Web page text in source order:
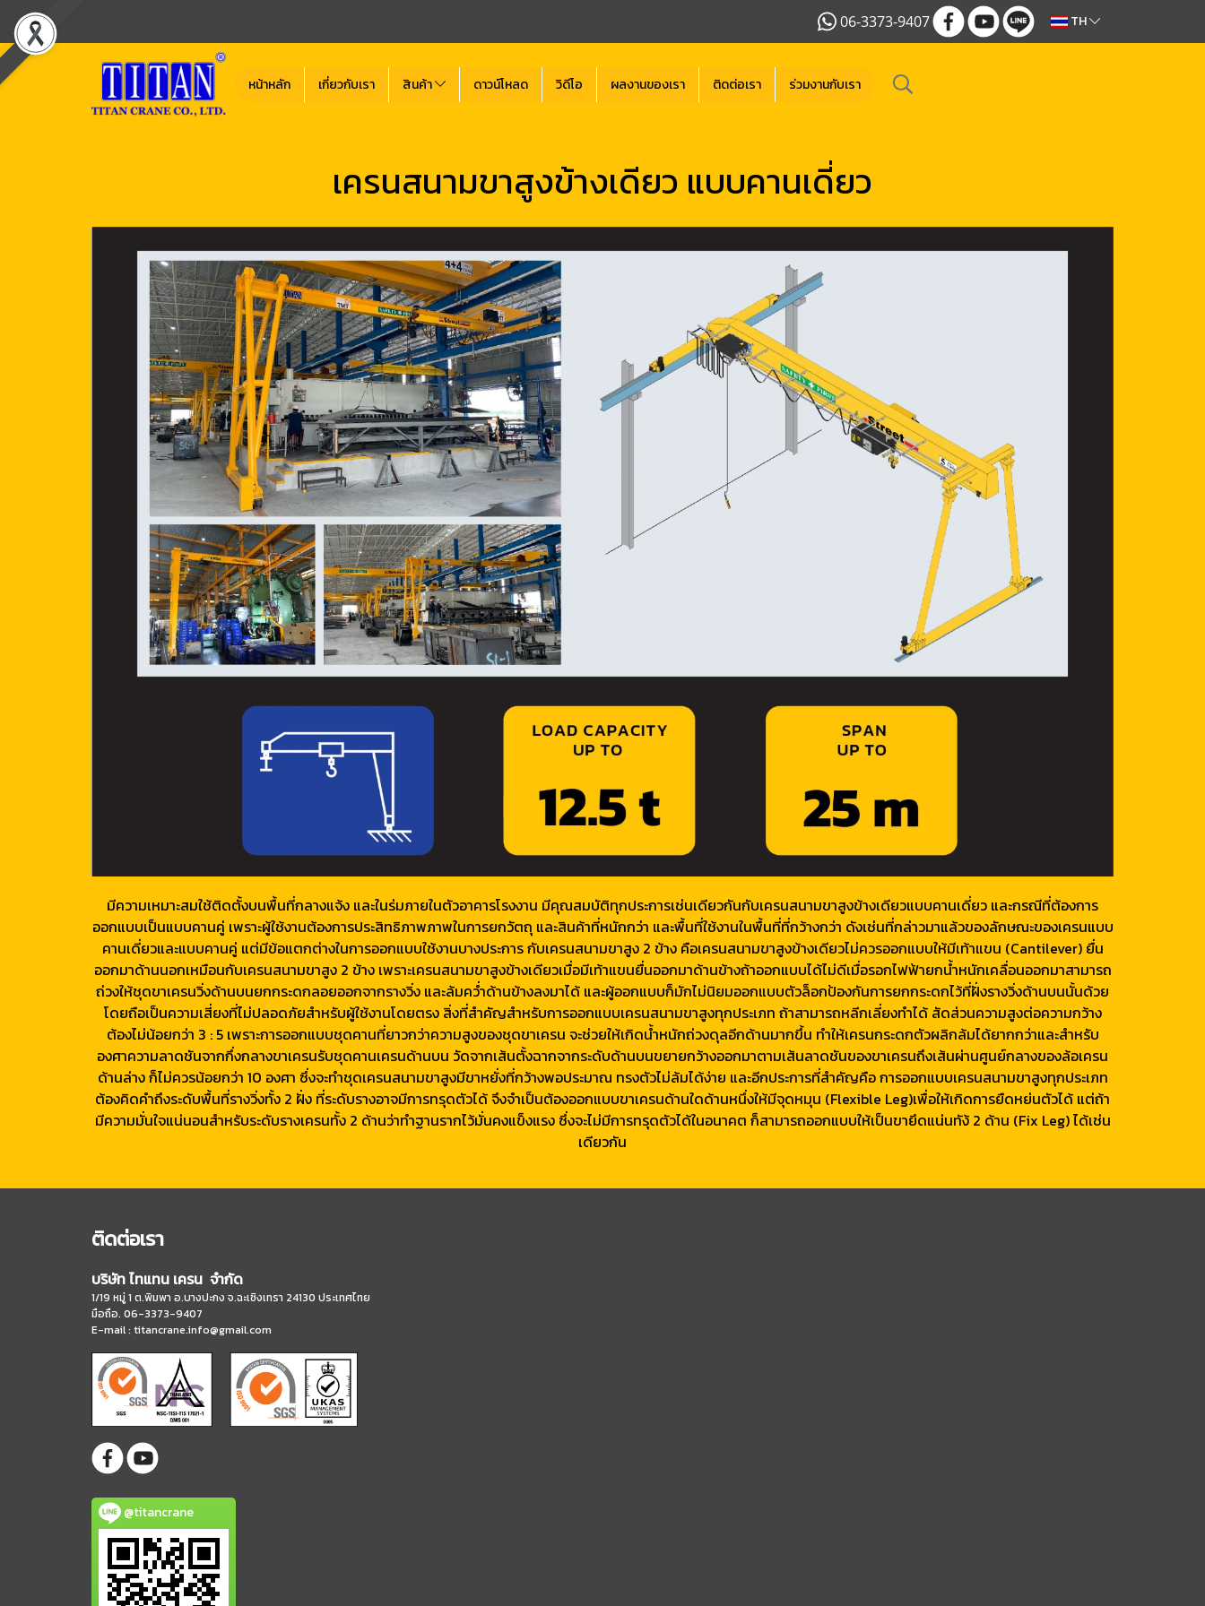
06-3373-9407 TH
หน้าหลัก เกี่ยวกับเรา สินค้า ดาวน์โหลด วิดีโอ ผลงานของเรา ติดต่อเรา ร่วมงานกับเรา
เครนสนามขาสูงข้างเดียว แบบคานเดี่ยว
มีความเหมาะสมใช้ติดตั้งบนพื้นที่กลางแจ้ง และในร่มภายในตัวอาคารโรงงาน มีคุณสมบัติทุกประการเช่นเดียวกันกับเครนสนามขาสูงข้างเดียวแบบคานเดี่ยว และกรณีที่ต้องการ
ออกแบบเป็นแบบคานคู่ เพราะผู้ใช้งานต้องการประสิทธิภาพภาพในการยกวัตถุ และสินค้าที่หนักกว่า และพื้นที่ใช้งานในพื้นที่ที่กว้างกว่า ดังเช่นที่กล่าวมาแล้วของลักษณะของเครนแบบ
คานเดี่ยวและแบบคานคู่ แต่มีข้อแตกต่างในการออกแบบใช้งานบางประการ กับเครนสนามขาสูง 2 ข้าง คือเครนสนามขาสูงข้างเดียวไม่ควรออกแบบให้มีเท้าแขน (Cantilever) ยื่น
ออกมาด้านนอกเหมือนกับเครนสนามขาสูง 2 ข้าง เพราะเครนสนามขาสูงข้างเดียวเมื่อมีเท้าแขนยื่นออกมาด้านข้างถ้าออกแบบได้ไม่ดีเมื่อรอกไฟฟ้ายกนํ้าหนักเคลื่อนออกมาสามารถ
ถ่วงให้ชุดขาเครนวิ่งด้านบนยกกระดกลอยออกจากรางวิ่ง และล้มคว่ำด้านข้างลงมาได้ และผู้ออกแบบก็มักไม่นิยมออกแบบตัวล็อกป้องกันการยกกระดกไว้ที่ฝั่งรางวิ่งด้านบนนั้นด้วย
โดยถือเป็นความเสี่ยงที่ไม่ปลอดภัยสำหรับผู้ใช้งานโดยตรง สิ่งที่สำคัญสำหรับการออกแบบเครนสนามขาสูงทุกประเภท ถ้าสามารถหลีกเลี่ยงทำได้ สัดส่วนความสูงต่อความกว้าง
ต้องไม่น้อยกว่า 3 : 5 เพราะการออกแบบชุดคานที่ยาวกว่าความสูงของชุดขาเครน จะช่วยให้เกิดนํ้าหนักถ่วงดุลอีกด้านมากขึ้น ทำให้เครนกระดกตัวผลิกล้มได้ยากกว่าและสำหรับ
องศาความลาดชันจากกึ่งกลางขาเครนรับชุดคานเครนด้านบน วัดจากเส้นตั้งฉากจากระดับด้านบนขยายกว้างออกมาตามเส้นลาดชันของขาเครนถึงเส้นผ่านศูนย์กลางของล้อเครน
ด้านล่าง ก็ไม่ควรน้อยกว่า 10 องศา ซึ่งจะทำชุดเครนสนามขาสูงมีขาหยั่งที่กว้างพอประมาณ ทรงตัวไม่ล้มได้ง่าย และอีกประการที่สำคัญคือ การออกแบบเครนสนามขาสูงทุกประเภท
ต้องคิดคำถึงระดับพื้นที่รางวิ่งทั้ง 2 ฝั่ง ที่ระดับรางอาจมีการทรุดตัวได้ จึงจำเป็นต้องออกแบบขาเครนด้านใดด้านหนึ่งให้มีจุดหมุน (Flexible Leg)เพื่อให้เกิดการยืดหย่นตัวได้ แต่ถ้า
มีความมั่นใจแน่นอนสำหรับระดับรางเครนทั้ง 2 ด้านว่าทำฐานรากไว้มั่นคงแข็งแรง ซึ่งจะไม่มีการทรุดตัวได้ในอนาคต ก็สามารถออกแบบให้เป็นขายึดแน่นทัง้ 2 ด้าน (Fix Leg) ได้เช่น
เดียวกัน
ติดต่อเรา
บริษัท ไทแทน เครน จำกัด
1/19 หมู่ 1 ต.พิมพา อ.บางปะกง จ.ฉะเชิงเทรา 24130 ประเทศไทย
มือถือ. 06-3373-9407
E-mail : titancrane.info@gmail.com
@titancrane